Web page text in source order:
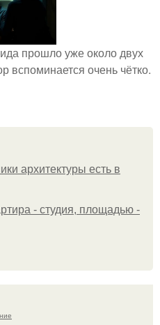
прошло уже около двух
вспоминается очень чётко.
архитектуры есть в
- студия, площадью -